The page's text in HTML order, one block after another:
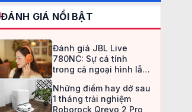
ĐÁNH GIÁ NỔI BẬT
Đánh giá JBL Live
780NC: Sự cá tính
trong cả ngoại hình lẫn
Những điểm hay dở sau
1 tháng trải nghiệm
Roborock Qrevo 2 Pro